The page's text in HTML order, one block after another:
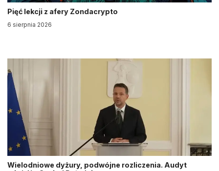
Pięć lekcji z afery Zondacrypto
6 sierpnia 2026
Wielodniowe dyżury, podwójne rozliczenia. Audyt